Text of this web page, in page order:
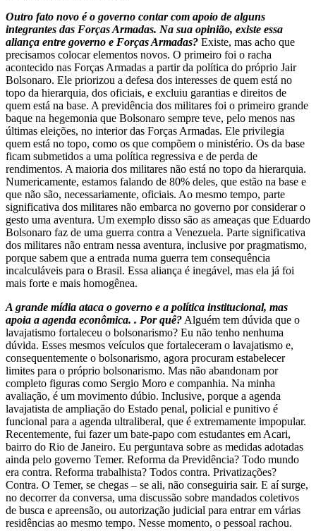
Outro fato novo é o governo contar com apoio de alguns
integrantes das Forças Armadas. Na sua opinião, existe essa
aliança entre governo e Forças Armadas? Existe, mas acho que
precisamos colocar elementos novos. O primeiro foi o racha
acontecido nas Forças Armadas a partir da política do próprio Jair
Bolsonaro. Ele priorizou a defesa dos interesses de quem está no
topo da hierarquia, dos oficiais, e excluiu garantias e direitos de
quem está na base. A previdência dos militares foi o primeiro grande
baque na hegemonia que Bolsonaro sempre teve, pelo menos nas
últimas eleições, no interior das Forças Armadas. Ele privilegia
quem está no topo, como os que compõem o ministério. Os da base
ficam submetidos a uma política regressiva e de perda de
rendimentos. A maioria dos militares não está no topo da hierarquia.
Numericamente, estamos falando de 80% deles, que estão na base e
que não são, necessariamente, oficiais. Ao mesmo tempo, parte
significativa dos militares não embarca no governo por considerar o
gesto uma aventura. Um exemplo disso são as ameaças que Eduardo
Bolsonaro faz de uma guerra contra a Venezuela. Parte significativa
dos militares não entram nessa aventura, inclusive por pragmatismo,
porque sabem que a entrada numa guerra tem consequência
incalculáveis para o Brasil. Essa aliança é inegável, mas ela já foi
mais forte e mais homogênea.
A grande mídia ataca o governo e a política institucional, mas
apoia a agenda econômica. . Por quê? Alguém tem dúvida que o
lavajatismo fortaleceu o bolsonarismo? Eu não tenho nenhuma
dúvida. Esses mesmos veículos que fortaleceram o lavajatismo e,
consequentemente o bolsonarismo, agora procuram estabelecer
limites para o próprio bolsonarismo. Mas não abandonam por
completo figuras como Sergio Moro e companhia. Na minha
avaliação, é um movimento dúbio. Inclusive, porque a agenda
lavajatista de ampliação do Estado penal, policial e punitivo é
funcional para a agenda ultraliberal, que é extremamente impopular.
Recentemente, fui fazer um bate-papo com estudantes em Acari,
bairro do Rio de Janeiro. Eu perguntava sobre as medidas adotadas
ainda pelo governo Temer. Reforma da Previdência? Todo mundo
era contra. Reforma trabalhista? Todos contra. Privatizações?
Contra. O Temer, se chegas – se ali, não conseguiria sair. E aí surge,
no decorrer da conversa, uma discussão sobre mandados coletivos
de busca e apreensão, ou autorização judicial para entrar em várias
residências ao mesmo tempo. Nesse momento, o pessoal rachou.